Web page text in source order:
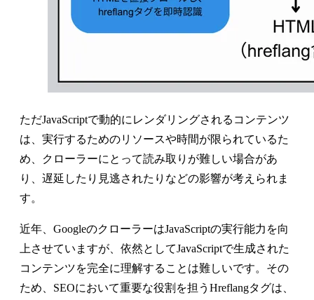
ただJavaScriptで動的にレンダリングされるコンテンツ
は、実行するためのリソースや時間が限られているた
め、クローラーにとって読み取りが難しい場合があ
り、遅延したり見逃されたりなどの影響が考えられま
す。
近年、GoogleのクローラーはJavaScriptの実行能力を向
上させていますが、依然としてJavaScriptで生成された
コンテンツを完全に理解することは難しいです。その
ため、SEOにおいて重要な役割を担うHreflangタグは、